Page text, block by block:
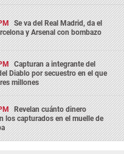
Se va del Real Madrid, da el
y Arsenal con bombazo
Capturan a integrante del
Diablo por secuestro en el que
millones
Revelan cuánto dinero
los capturados en el muelle de